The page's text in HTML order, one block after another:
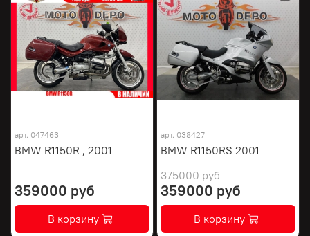
арт. 047463
BMW R1150R , 2001
359000 руб
В корзину
арт. 038427
BMW R1150RS 2001
375000 руб
359000 руб
В корзину